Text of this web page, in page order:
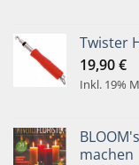
Twister
19,90€
Inkl. 19%
machen